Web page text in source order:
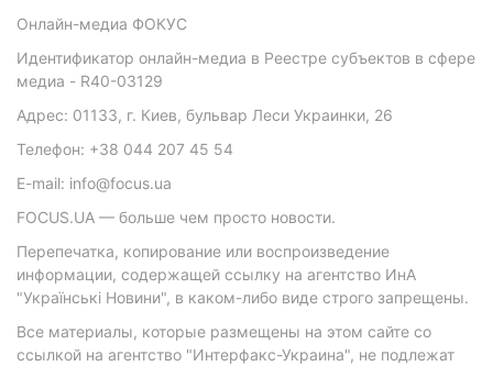
Онлайн-медиа ФОКУС
Идентификатор онлайн-медиа в Реестре субъектов в сфере
медиа - R40-03129
Адрес: 01133, г. Киев, бульвар Леси Украинки, 26
Телефон: +38 044 207 45 54
E-mail: info@focus.ua
FOCUS.UA — больше чем просто новости.
Перепечатка, копирование или воспроизведение
информации, содержащей ссылку на агентство ИнА
"Українські Новини", в каком-либо виде строго запрещены.
Все материалы, которые размещены на этом сайте со
ссылкой на агентство "Интерфакс-Украина", не подлежат